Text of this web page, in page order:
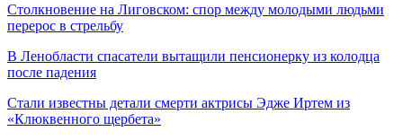
Столкновение на Лиговском: спор между молодыми людьми
перерос в стрельбу
В Ленобласти спасатели вытащили пенсионерку из колодца
после падения
Стали известны детали смерти актрисы Эдже Иртем из
«Клюквенного щербета»